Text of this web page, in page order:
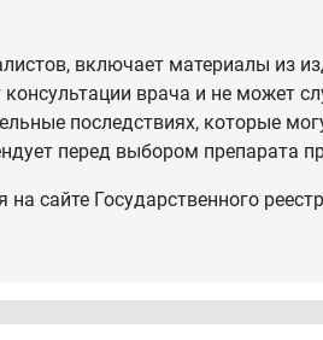
включает материалы из
врача и не может
последствиях, которые
перед выбором препарата
сайте Государственного